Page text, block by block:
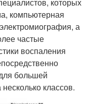
которых
компьютерная
а
частые
воспаления
большей
классов.